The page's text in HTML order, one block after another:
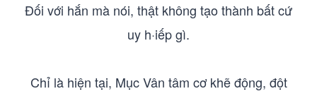
Đối với hắn mà nói, thật không tạo thành bất cứ
uy h·iếp gì.
Chỉ là hiện tại, Mục Vân tâm cơ khẽ động, đột